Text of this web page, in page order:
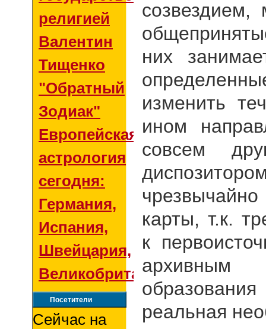
религией
Валентин
Тищенко
"Обратный
Зодиак"
Европейская
астрология
сегодня:
Германия,
Испания,
Швейцария,
Великобритания
Посетители
Сейчас на
них
изменить
ином
совсем
карты, т.к.
к
реальная